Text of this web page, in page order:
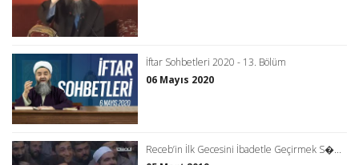
İftar Sohbetleri 2020 - 13. Bölüm
06 Mayıs 2020
Receb’in İlk Gecesini İbadetle Geçirmek S�...